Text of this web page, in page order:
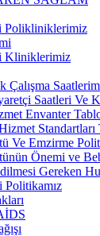
Polikliniklerimiz
Kliniklerimiz
Çalışma
Saatleri Ve
Envanter
Standartları
Ve Emzirme
Önemi ve
Gereken
Politikamız